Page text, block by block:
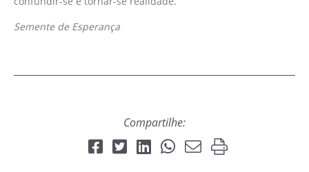
Semente de Esperança
Compartilhe: